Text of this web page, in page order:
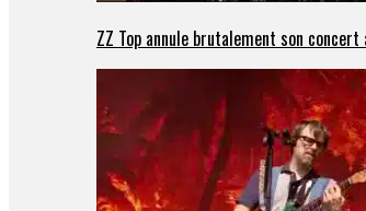
ZZ Top annule brutalement son concert